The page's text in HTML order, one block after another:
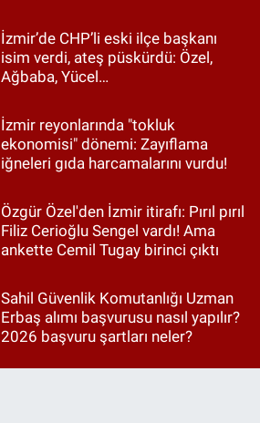
İzmir’de CHP’li eski ilçe başkanı
isim verdi, ateş püskürdü: Özel,
Ağbaba, Yücel…
İzmir reyonlarında "tokluk
ekonomisi" dönemi: Zayıflama
iğneleri gıda harcamalarını vurdu!
Özgür Özel'den İzmir itirafı: Pırıl pırıl
Filiz Cerioğlu Sengel vardı! Ama
ankette Cemil Tugay birinci çıktı
Sahil Güvenlik Komutanlığı Uzman
Erbaş alımı başvurusu nasıl yapılır?
2026 başvuru şartları neler?